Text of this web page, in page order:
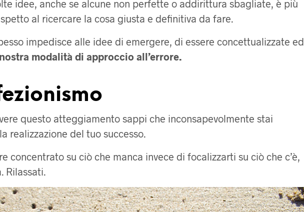
idee, anche se alcune non perfette o addirittura sbagliate, è più
al ricercare la cosa giusta e definitiva da fare.
impedisce alle idee di emergere, di essere concettualizzate ed
modalità di approccio all’errore.
questo atteggiamento sappi che inconsapevolmente stai
realizzazione del tuo successo.
concentrato su ciò che manca invece di focalizzarti su ciò che c’è,
Rilassati.